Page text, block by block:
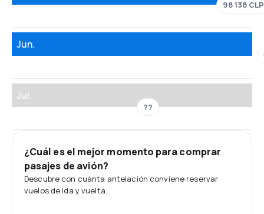
98 138 CLP
Jun.
Jul.
??
¿Cuál es el mejor momento para comprar
pasajes de avión?
Descubre con cuánta antelación conviene reservar
vuelos de ida y vuelta.